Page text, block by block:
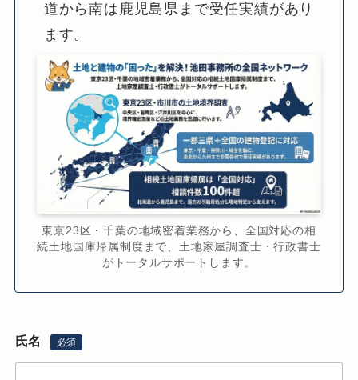
道から南は鹿児島県まで受任実績があり
ます。
東京23区・千葉の地域密着業務から、全国対応の相
続土地国庫帰属制度まで、土地家屋調査士・行政書士
がトータルサポートします。
氏名 必須